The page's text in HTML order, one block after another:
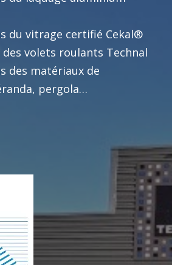
du vitrage certifié Cekal®
des volets roulants Technal
des matériaux de
pergola…